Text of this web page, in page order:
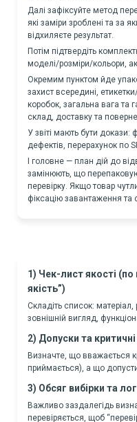
Далі зафіксуйте метод
які заміри зроблені та за
відхиляєте результат.
Потім підтвердіть
моделі/розміри/кольори,
Окремим пунктом йде
захист всередині,
коробок, загальна вага та
склад, доставку та
У звіті мають бути докази:
дефектів, перерахунок по
І головне — план дій до
замінюють, що
перевірку. Якщо товар
фіксацію завантаження та
1) Чек-лист якості (по
якість”)
Складіть список: матеріал,
зовнішній вигляд,
2) Допуски та
Визначте, що вважається
приймається), а що
3) Обсяг вибірки та
Важливо заздалегідь
перевіряється, щоб